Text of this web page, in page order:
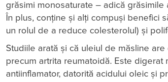
grăsimi monosaturate – adică
În plus, conține și alți compuși benefici
un rolul de a reduce colesterolul) și
Studiile arată și că uleiul de măsline
precum artrita reumatoidă. Este
antiinflamator, datorită acidului oleic și